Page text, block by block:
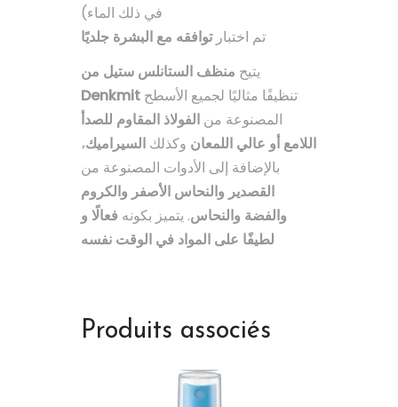
في ذلك الماء)
تم اختبارتوافقه مع البشرة جلديًا
يتيح منظف الستانلس ستيل من
Denkmit
المصنوعة من الفولاذ المقاوم للصدأ
اللامع أو عالي اللمعان وكذلك السيراميك،
بالإضافة إلى الأدوات المصنوعة من
القصدير والنحاس الأصفر والكروم
والفضة والنحاس. يتميز بكونه فعالًا و
لطيفًا على المواد في الوقت نفسه
Produits associés